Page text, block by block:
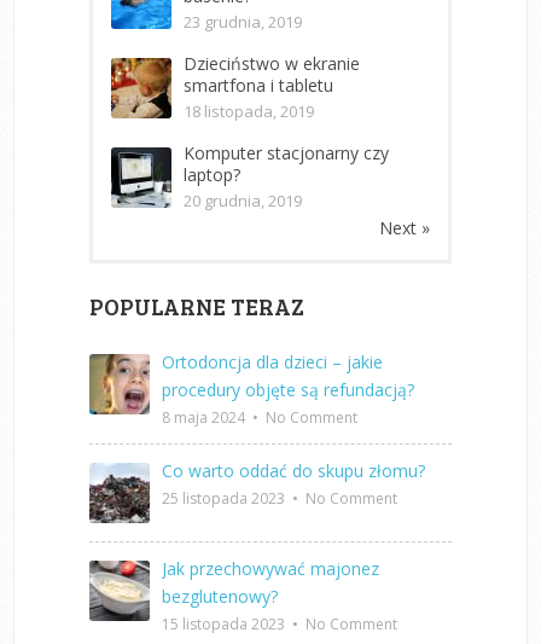
23 grudnia, 2019
Dzieciństwo w ekranie
smartfona i tabletu
18 listopada, 2019
Komputer stacjonarny czy
laptop?
20 grudnia, 2019
Next »
POPULARNE TERAZ
Ortodoncja dla dzieci – jakie
procedury objęte są refundacją?
8 maja 2024 • No Comment
Co warto oddać do skupu złomu?
25 listopada 2023 • No Comment
Jak przechowywać majonez
bezglutenowy?
15 listopada 2023 • No Comment